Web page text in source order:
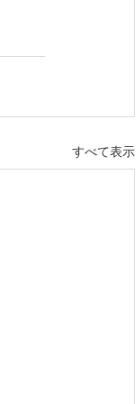
すべて表示